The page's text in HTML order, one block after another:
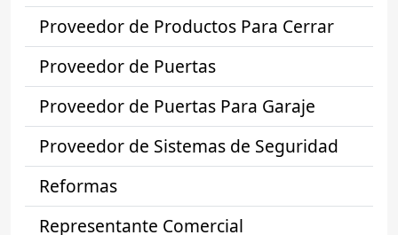
Proveedor de Productos Para Cerrar
Proveedor de Puertas
Proveedor de Puertas Para Garaje
Proveedor de Sistemas de Seguridad
Reformas
Representante Comercial